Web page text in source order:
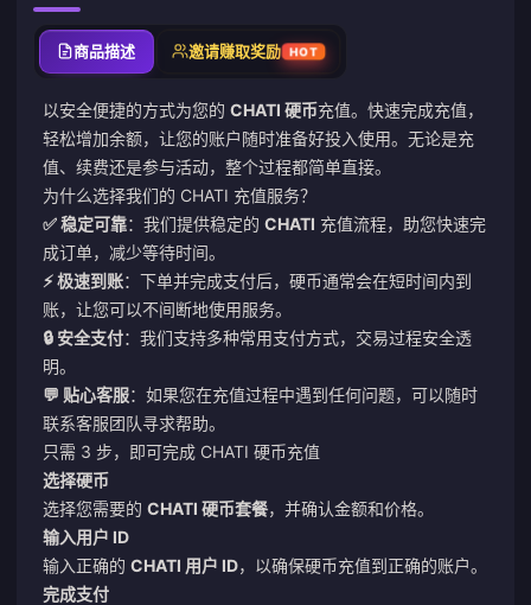
商品描述 邀请赚取奖励 HOT
以安全便捷的方式为您的 CHATI 硬币充值。快速完成充值，
轻松增加余额，让您的账户随时准备好投入使用。无论是充
值、续费还是参与活动，整个过程都简单直接。
为什么选择我们的 CHATI 充值服务？
✅ 稳定可靠：我们提供稳定的 CHATI 充值流程，助您快速完
成订单，减少等待时间。
⚡ 极速到账：下单并完成支付后，硬币通常会在短时间内到
账，让您可以不间断地使用服务。
🔒 安全支付：我们支持多种常用支付方式，交易过程安全透
明。
💬 贴心客服：如果您在充值过程中遇到任何问题，可以随时
联系客服团队寻求帮助。
只需 3 步，即可完成 CHATI 硬币充值
选择硬币
选择您需要的 CHATI 硬币套餐，并确认金额和价格。
输入用户 ID
输入正确的 CHATI 用户 ID，以确保硬币充值到正确的账户。
完成支付